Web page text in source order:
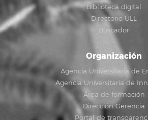
Biblioteca digital
Directorio ULL
Buscador
Organización
Agencia Universitaria de
Agencia Universitaria de
Área de formación
Dirección Gerencia
Portal de